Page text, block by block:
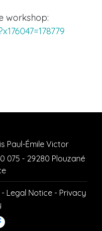
workshop:
075 - 29280 Plouzané
- Legal Notice - Privacy